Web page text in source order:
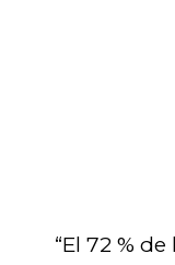
“El 72 %